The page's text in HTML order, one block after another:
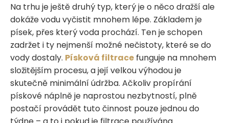
Na trhu je ještě druhý typ, který je o něco dražší ale
dokáže vodu vyčistit mnohem lépe. Základem je
písek, přes který voda prochází. Ten je schopen
zadržet i ty nejmenší možné nečistoty, které se do
vody dostaly. Písková filtrace funguje na mnohem
složitějším procesu, a její velkou výhodou je
skutečně minimální údržba. Ačkoliv propírání
pískové náplně je naprostou nezbytností, plně
postačí provádět tuto činnost pouze jednou do